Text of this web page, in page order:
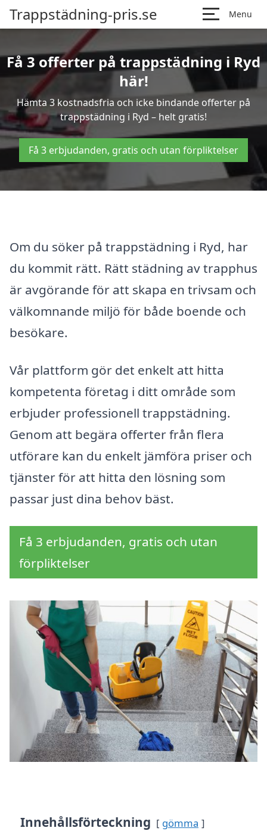
Trappstädning-pris.se Menu
Få 3 offerter på trappstädning i Ryd
här!
Hämta 3 kostnadsfria och icke bindande offerter på
trappstädning i Ryd – helt gratis!
Få 3 erbjudanden, gratis och utan förpliktelser
Om du söker på trappstädning i Ryd, har
du kommit rätt. Rätt städning av trapphus
är avgörande för att skapa en trivsam och
välkomnande miljö för både boende och
besökare.
Vår plattform gör det enkelt att hitta
kompetenta företag i ditt område som
erbjuder professionell trappstädning.
Genom att begära offerter från flera
utförare kan du enkelt jämföra priser och
tjänster för att hitta den lösning som
passar just dina behov bäst.
Få 3 erbjudanden, gratis och utan
förpliktelser
Innehållsförteckning gömma